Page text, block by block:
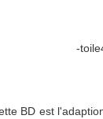
BD est